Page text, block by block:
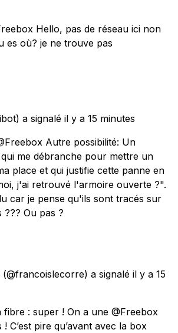
Hello, pas de réseau ici non
es où? je ne trouve pas
a signalé il y a 15 minutes
Autre possibilité: Un
me débranche pour mettre un
place et qui justifie cette panne en
j'ai retrouvé l'armoire ouverte ?".
car je pense qu'ils sont tracés sur
Ou pas ?
(@francoislecorre) a signalé il y a 15
fibre : super ! On a une @Freebox
C’est pire qu’avant avec la box